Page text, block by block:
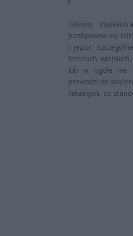
Główny
pozbywania się
i jezior.
terenach
lub w ogóle nie
prowadzi do
fekalnymi, co